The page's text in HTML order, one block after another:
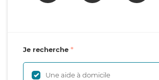
Je recherche
Une aide à domicile